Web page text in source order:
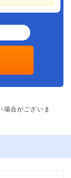
合がございま